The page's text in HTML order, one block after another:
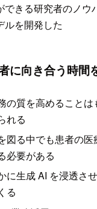
できる研究者のノウ
ルを開発した
に向き合う時間
の質を高めること
れる
図る中でも患者の
必要がある
に生成 AI を浸透さ
る